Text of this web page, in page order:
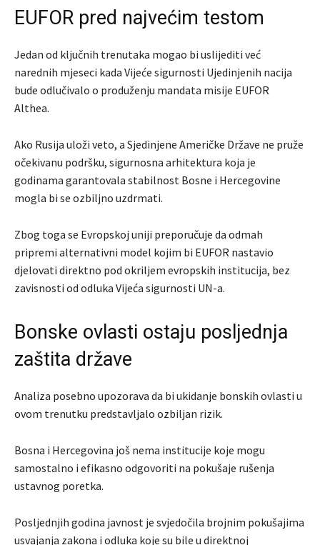
EUFOR pred najvećim testom
Jedan od ključnih trenutaka mogao bi uslijediti već
narednih mjeseci kada Vijeće sigurnosti Ujedinjenih nacija
bude odlučivalo o produženju mandata misije EUFOR
Althea.
Ako Rusija uloži veto, a Sjedinjene Američke Države ne pruže
očekivanu podršku, sigurnosna arhitektura koja je
godinama garantovala stabilnost Bosne i Hercegovine
mogla bi se ozbiljno uzdrmati.
Zbog toga se Evropskoj uniji preporučuje da odmah
pripremi alternativni model kojim bi EUFOR nastavio
djelovati direktno pod okriljem evropskih institucija, bez
zavisnosti od odluka Vijeća sigurnosti UN-a.
Bonske ovlasti ostaju posljednja
zaštita države
Analiza posebno upozorava da bi ukidanje bonskih ovlasti u
ovom trenutku predstavljalo ozbiljan rizik.
Bosna i Hercegovina još nema institucije koje mogu
samostalno i efikasno odgovoriti na pokušaje rušenja
ustavnog poretka.
Posljednjih godina javnost je svjedočila brojnim pokušajima
usvajanja zakona i odluka koje su bile u direktnoj